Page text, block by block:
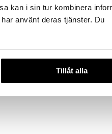
kan i sin tur kombinera
använt deras tjänster. Du
Tillåt alla